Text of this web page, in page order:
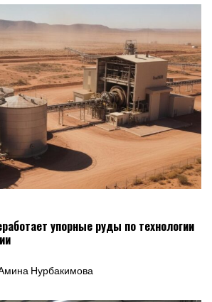
упорные руды по технологии
Нурбакимова